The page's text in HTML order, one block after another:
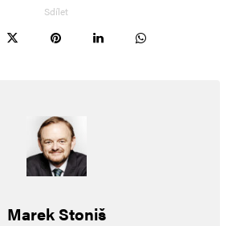
Sdílet
Marek Stoniš